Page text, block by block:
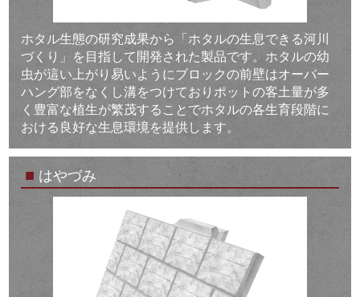
ホタル生態の研究成果から「ホタルの生息できる河川
づくり」を目指して開発された製品です。ホタルの幼
虫が這い上がり易いようにブロックの前壁はオーバー
ハング部をなくし溝をつけておりポットの客土量が多
く豊富な植生が繁茂することでホタルの各生育段階に
おける良好な生息環境を提供します。
■ はやづみ